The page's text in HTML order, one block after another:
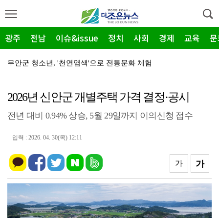
광주 전남 이슈&issue 정치 사회 경제 교육
무안군 청소년, '천연염색'으로 전통문화 체험
완도군, 8월 '하천·계곡' 불법 점용 시설 집중 단속
전남광주특별시 동구 충장동, 여름밤 '충.장.밤' 버스…
㈜금화, 무안군 드림스타트 '온정' 1천만원 육가공품
무안청소년방과후아카데미, 성인지 감수성 향상 'UP' …
무안군청소년수련관, '초록빛 여름' 성료 "환경 가치 …
전남광주특별시 동구, ‘세상을 잇는 은둔이웃 홈쿡 챌린…
2026년 신안군 개별주택 가격 결정·공시
전년 대비 0.94% 상승, 5월 29일까지 이의신청 접수
입력 : 2026. 04. 30(목) 12:11
가
가